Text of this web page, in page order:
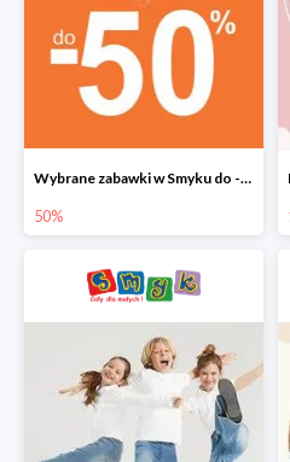
Wybrane zabawki w Smyku do -50%
50%